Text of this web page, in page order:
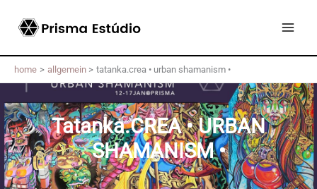
content
home allgemein tatanka.crea • urban shamanism •
Tatanka.CREA • URBAN
SHAMANISM •